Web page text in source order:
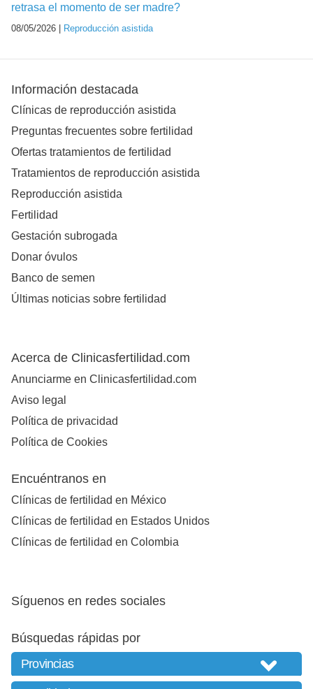
retrasa el momento de ser madre?
08/05/2026 | Reproducción asistida
Información destacada
Clínicas de reproducción asistida
Preguntas frecuentes sobre fertilidad
Ofertas tratamientos de fertilidad
Tratamientos de reproducción asistida
Reproducción asistida
Fertilidad
Gestación subrogada
Donar óvulos
Banco de semen
Últimas noticias sobre fertilidad
Acerca de Clinicasfertilidad.com
Anunciarme en Clinicasfertilidad.com
Aviso legal
Política de privacidad
Política de Cookies
Encuéntranos en
Clínicas de fertilidad en México
Clínicas de fertilidad en Estados Unidos
Clínicas de fertilidad en Colombia
Síguenos en redes sociales
Búsquedas rápidas por